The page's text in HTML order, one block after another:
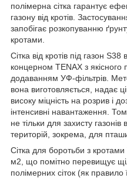
полімерна сітка гарантує
газону від кротів.
запобігає розкопуванню
кротами.
Сітка від кротів під газон
концерном TENAX з якісного
додаванням УФ-фільтрів.
вона виготовляється, надає
високу міцність на розрив і
інтенсивні навантаження.
не тільки для захисту
територій, зокрема, для
Сітка для боротьби з
м2, що помітно перевищує
полімерних сіток (як правило